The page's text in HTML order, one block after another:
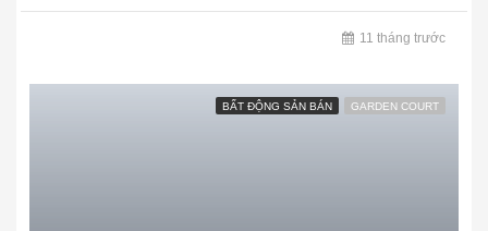
11 tháng trước
BẤT ĐỘNG SẢN BÁN GARDEN COURT